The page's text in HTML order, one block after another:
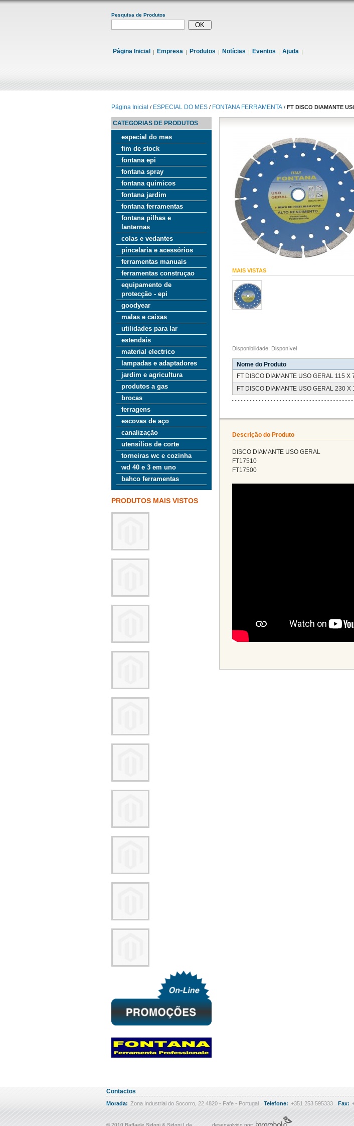
Pesquisa de Produtos
Página Inicial Empresa Produtos Notícias Eventos Ajuda
Página Inicial / ESPECIAL DO MES / FONTANA FERRAMENTA / FT DISCO DIAMANTE
CATEGORIAS DE PRODUTOS
especial do mes
fim de stock
fontana epi
fontana spray
fontana quimicos
fontana jardim
fontana ferramentas
fontana pilhas e
lanternas
colas e vedantes
pincelaria e acessórios
ferramentas manuais
ferramentas construçao
equipamento de
protecção - epi
goodyear
malas e caixas
utilidades para lar
estendais
material electrico
lampadas e adaptadores
jardim e agricultura
produtos a gas
brocas
ferragens
escovas de aço
canalização
utensilios de corte
torneiras wc e cozinha
wd 40 e 3 em uno
bahco ferramentas
PRODUTOS MAIS VISTOS
MAIS VISTAS
Disponibilidade: Disponível
Nome do Produto
FT DISCO DIAMANTE USO GERAL 115 X
FT DISCO DIAMANTE USO GERAL 230 X
Descrição do Produto
DISCO DIAMANTE USO GERAL
FT17510
FT17500
Contactos
Morada: Zona Industrial do Socorro, 22 4820 - Fafe - Portugal Telefone: +351 253 595333 Fax:
© 2010 Raffaele Sidoni & Sidoni Lda desenvolvido por: